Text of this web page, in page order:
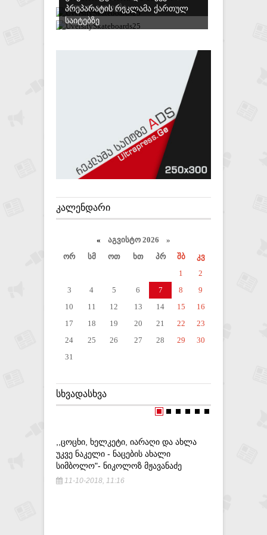
ᲐᲕᲚᲘᲗ ᲘᲧᲘᲓᲔᲑᲐ
ᲞᲠᲔᲞᲐᲠᲐᲢᲘᲡ ᲠᲔᲙᲚᲐᲛᲐ ᲥᲐᲠᲗᲣᲚ
ᲡᲐᲘᲢᲔᲑᲖᲔ
ᲙᲐᲚᲔᲜᲓᲐᲠᲘ
« აგვისტო 2026 »
ორ
სმ ოთ ხთ პრ შბ
კვ
1
2
3
4 5 6 7 8
9
10
11 12 13 14 15
16
17
18 19 20 21 22
23
24
25 26 27 28 29
30
31
ᲡᲮᲕᲐᲓᲐᲡᲮᲕᲐ
,,ᲪᲝᲪᲮᲘ, ᲮᲔᲚᲙᲔᲢᲘ, ᲘᲐᲠᲐᲦᲘ ᲓᲐ ᲐᲮᲚᲐ
ᲣᲙᲕᲔ ᲜᲐᲙᲔᲚᲘ - ᲜᲐᲪᲔᲑᲘᲡ ᲐᲮᲐᲚᲘ
ᲡᲘᲛᲑᲝᲚᲝ"- ᲜᲘᲙᲝᲚᲝᲖ ᲛᲟᲐᲕᲐᲜᲐᲫᲔ
11-10-2018, 11:16